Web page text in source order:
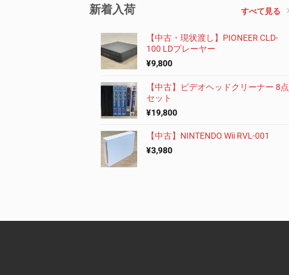
新着入荷 すべて見る
【中古・現状渡し】PIONEER CLD-
100 LDプレーヤー
¥9,800
【中古】ビデオヘッドクリーナー 8点
セット
¥19,800
【中古】NINTENDO Wii RVL-001
¥3,980